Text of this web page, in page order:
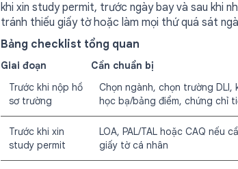
khi xin study permit, trước ngày bay và sau khi
tránh thiếu giấy tờ hoặc làm mọi thứ quá sát
Bảng checklist tổng quan
Giai đoạn Cần chuẩn bị
Trước khi nộp hồ
sơ trường
Chọn ngành, chọn trường DLI,
học bạ/bảng điểm, chứng chỉ
Trước khi xin
study permit
LOA, PAL/TAL hoặc CAQ nếu
giấy tờ cá nhân